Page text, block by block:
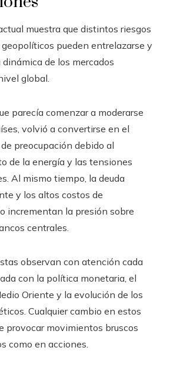
muestra que distintos riesgos
pueden entrelazarse y
de los mercados
global.
parecía comenzar a moderarse
volvió a convertirse en el
preocupación debido al
de la energía y las tensiones
Al mismo tiempo, la deuda
y los altos costos de
incrementan la presión sobre
centrales.
observan con atención cada
con la política monetaria, el
Oriente y la evolución de los
Cualquier cambio en estos
provocar movimientos bruscos
como en acciones.